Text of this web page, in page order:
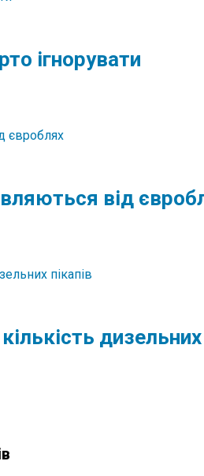
ігнорувати
від
дизельних